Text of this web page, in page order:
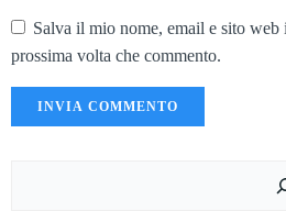
Salva il mio nome, email e sito web
prossima volta che commento.